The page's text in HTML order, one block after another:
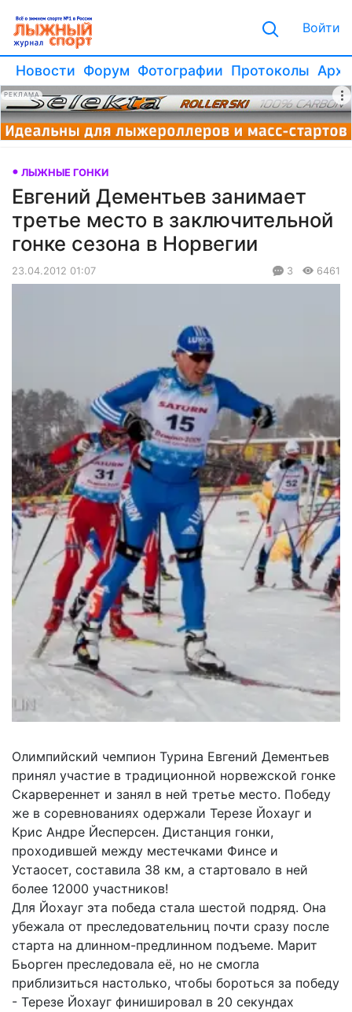
Войти
Новости Форум Фотографии Протоколы
РЕКЛАМА
ЛЫЖНЫЕ ГОНКИ
Евгений Дементьев занимает
третье место в заключительной
гонке сезона в Норвегии
23.04.2012 01:07 3 6461
Олимпийский чемпион Турина Евгений Дементьев
принял участие в традиционной норвежской гонке
Скарвереннет и занял в ней третье место. Победу
же в соревнованиях одержали Терезе Йохауг и
Крис Андре Йесперсен. Дистанция гонки,
проходившей между местечками Финсе и
Устаосет, составила 38 км, а стартовало в ней
более 12000 участников!
Для Йохауг эта победа стала шестой подряд. Она
убежала от преследовательниц почти сразу после
старта на длинном-предлинном подъеме. Марит
Бьорген преследовала её, но не смогла
приблизиться настолько, чтобы бороться за победу
- Терезе Йохауг финишировал в 20 секундах